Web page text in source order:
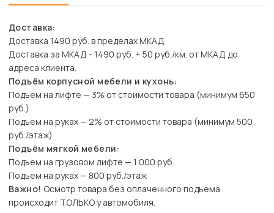
Доставка:
Доставка 1490 руб. в пределах МКАД
Доставка за МКАД - 1490 руб. + 50 руб./км. от МКАД до
адреса клиента.
Подъём корпусной мебели и кухонь:
Подъем на лифте — 3% от стоимости товара (минимум 650
руб.)
Подъем на руках — 2% от стоимости товара (минимум 500
руб./этаж)
Подъём мягкой мебели:
Подъем на грузовом лифте — 1 000 руб.
Подъем на руках — 800 руб./этаж
Важно! Осмотр товара без оплаченного подъема
происходит ТОЛЬКО у автомобиля.